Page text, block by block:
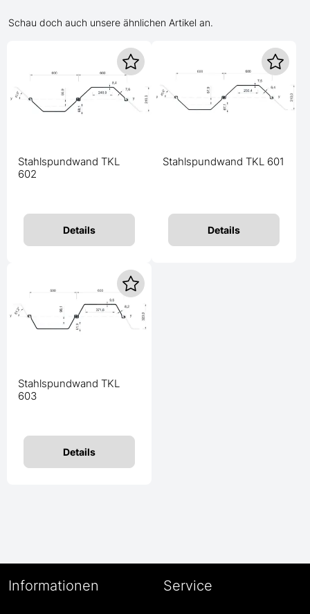
Schau doch auch unsere ähnlichen Artikel an.
Stahlspundwand TKL
602
Details
Stahlspundwand TKL 601
Details
Stahlspundwand TKL
603
Details
Informationen Service